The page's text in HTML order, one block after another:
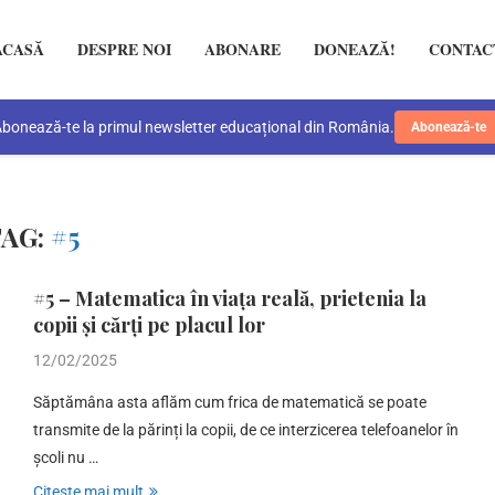
DESPRE NOI ABONARE DONEAZĂ!
te la primul newsletter educațional din România. Abonează-te
#5
#5 – Matematica în viața reală, prietenia la
copii și cărți pe placul lor
12/02/2025
Săptămâna asta aflăm cum frica de matematică se poate
transmite de la părinți la copii, de ce interzicerea telefoanelor în
școli nu …